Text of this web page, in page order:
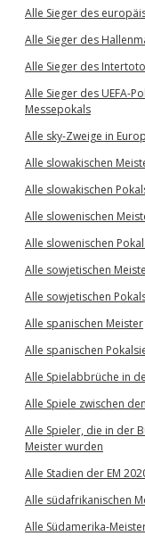
Alle Sieger des
Alle Sieger des
Alle Sieger des
Alle Sieger des UEFA-
Messepokals
Alle sky-Zweige in
Alle slowakischen
Alle slowakischen
Alle slowenischen
Alle slowenischen
Alle sowjetischen
Alle sowjetischen
Alle spanischen Meister
Alle spanischen
Alle Spielabbrüche in
Alle Spiele zwischen
Alle Spieler, die in der
Meister wurden
Alle Stadien der EM
Alle südafrikanischen
Alle Südamerika-